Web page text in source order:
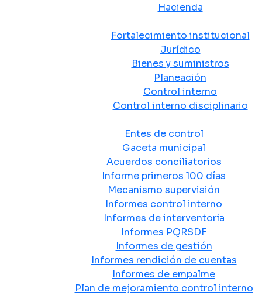
Hacienda
Fortalecimiento institucional
Jurídico
Bienes y suministros
Planeación
Control interno
Control interno disciplinario
Entes de control
Gaceta municipal
Acuerdos conciliatorios
Informe primeros 100 días
Mecanismo supervisión
Informes control interno
Informes de interventoría
Informes PQRSDF
Informes de gestión
Informes rendición de cuentas
Informes de empalme
Plan de mejoramiento control interno